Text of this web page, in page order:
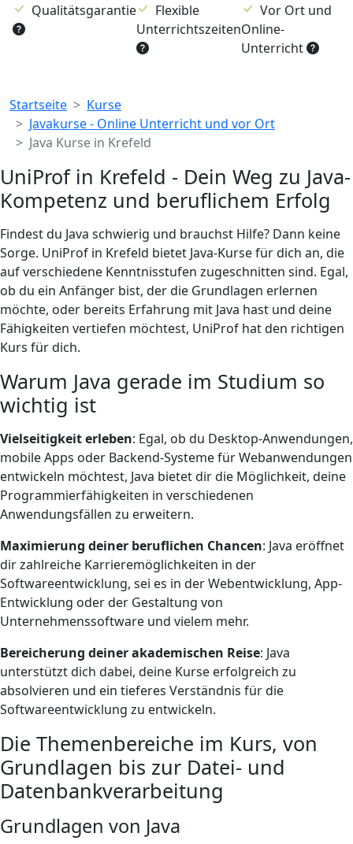
Qualitätsgarantie
Flexible
Unterrichtszeiten
Vor Ort und
Online-
Unterricht
Breadcrumb
Startseite
Kurse
Javakurse - Online Unterricht und vor Ort
Java Kurse in Krefeld
UniProf in Krefeld - Dein Weg zu Java-
Kompetenz und beruflichem Erfolg
Findest du Java schwierig und brauchst Hilfe? Dann keine
Sorge. UniProf in Krefeld bietet Java-Kurse für dich an, die
auf verschiedene Kenntnisstufen zugeschnitten sind. Egal,
ob du ein Anfänger bist, der die Grundlagen erlernen
möchte, oder bereits Erfahrung mit Java hast und deine
Fähigkeiten vertiefen möchtest, UniProf hat den richtigen
Kurs für dich.
Warum Java gerade im Studium so
wichtig ist
Vielseitigkeiterleben: Egal, ob du Desktop-Anwendungen,
mobile Apps oder Backend-Systeme für Webanwendungen
entwickeln möchtest, Java bietet dir die Möglichkeit, deine
Programmierfähigkeiten in verschiedenen
Anwendungsfällen zu erweitern.
Maximierung deiner beruflichen Chancen: Java eröffnet
dir zahlreiche Karrieremöglichkeiten in der
Softwareentwicklung, sei es in der Webentwicklung, App-
Entwicklung oder der Gestaltung von
Unternehmenssoftware und vielem mehr.
Bereicherung deiner akademischen Reise: Java
unterstützt dich dabei, deine Kurse erfolgreich zu
absolvieren und ein tieferes Verständnis für die
Softwareentwicklung zu entwickeln.
Die Themenbereiche im Kurs, von
Grundlagen bis zur Datei- und
Datenbankverarbeitung
Grundlagen von Java